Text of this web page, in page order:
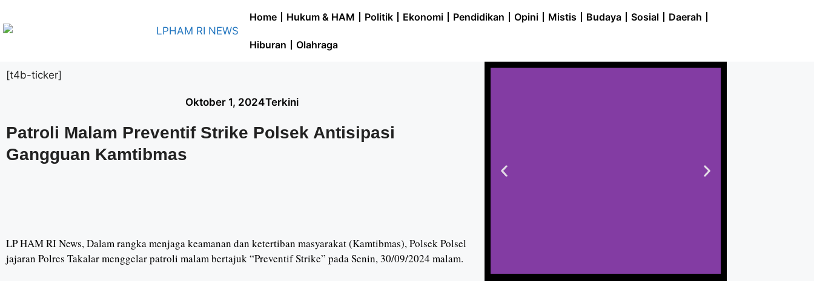
Home Hukum & HAM Politik Ekonomi Pendidikan Opini Mistis Budaya Sosial Daerah
Hiburan Olahraga
[t4b-ticker]
Oktober 1, 2024Terkini
Patroli Malam Preventif Strike Polsek Antisipasi
Gangguan Kamtibmas
LP HAM RI News, Dalam rangka menjaga keamanan dan ketertiban masyarakat (Kamtibmas), Polsek Polsel
jajaran Polres Takalar menggelar patroli malam bertajuk “Preventif Strike” pada Senin, 30/09/2024 malam.